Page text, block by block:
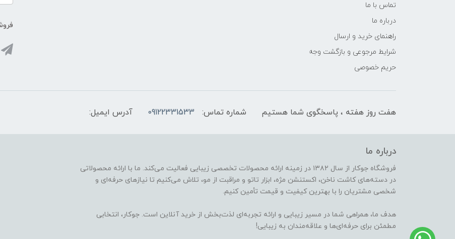
تماس با ما
درباره ما
راهنمای خرید و ارسال
شرایط مرجوعی و بازگشت وجه
حریم خصوصی
هفت روز هفته ، پاسخگوی شما هستیم شماره تماس: 09122331533 آدرس ایمیل:
درباره ما
فروشگاه جوکار از سال ۱۳۸۲ در زمینه ارائه محصولات تخصصی زیبایی فعالیت می‌کند. ما با ارائه محصولاتی
در دسته‌های کاشت ناخن، اکستنشن مژه، ابزار تاتو و مراقبت از مو، تلاش می‌کنیم تا نیازهای حرفه‌ای و
شخصی مشتریان را با بهترین کیفیت و قیمت تأمین کنیم.
هدف ما، همراهی شما در مسیر زیبایی و ارائه تجربه‌ای لذت‌بخش از خرید آنلاین است. جوکار، انتخابی
مطمئن برای حرفه‌ای‌ها و علاقه‌مندان به زیبایی!